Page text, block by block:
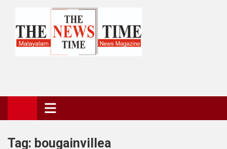
content
Tag: bougainvillea